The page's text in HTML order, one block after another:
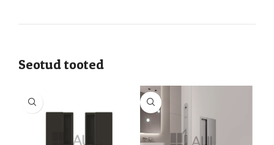
Seotud tooted